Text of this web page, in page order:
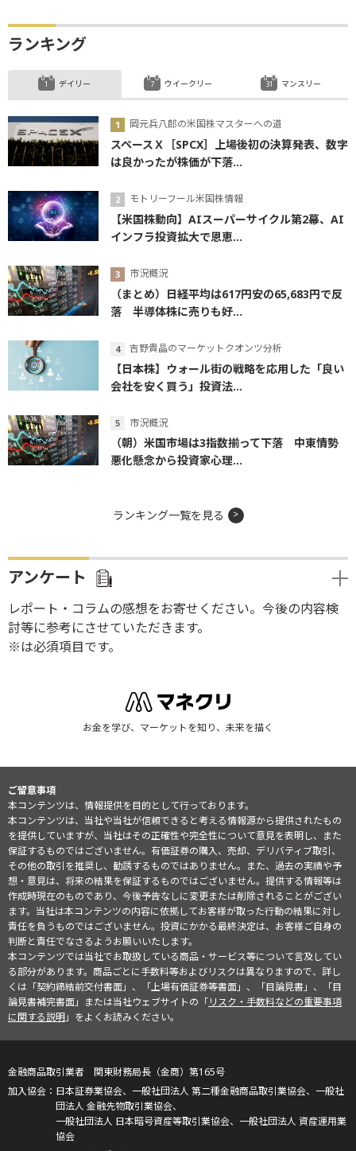
ランキング
デイリー
岡元兵八郎の米国株マスターへの道
スペースＸ［SPCX］上場後初の決算発表、数字
は良かったが株価が下落...
モトリーフール米国株情報
【米国株動向】AIスーパーサイクル第2幕、AI
インフラ投資拡大で恩恵...
市況概況
（まとめ）日経平均は617円安の65,683円で反
落 半導体株に売りも好...
吉野貴晶のマーケットクオンツ分析
【日本株】ウォール街の戦略を応用した「良い
会社を安く買う」投資法...
市況概況
（朝）米国市場は3指数揃って下落 中東情勢
悪化懸念から投資家心理...
ウイークリー マンスリー
ランキング一覧を見る
アンケート
レポート・コラムの感想をお寄せください。今後の内容検
討等に参考にさせていただきます。
※は必須項目です。
お金を学び、マーケットを知り、未来を描く
ご留意事項
本コンテンツは、情報提供を目的として行っております。
本コンテンツは、当社や当社が信頼できると考える情報源から提供されたもの
を提供していますが、当社はその正確性や完全性について意見を表明し、また
保証するものではございません。有価証券の購入、売却、デリバティブ取引、
その他の取引を推奨し、勧誘するものではありません。また、過去の実績や予
想・意見は、将来の結果を保証するものではございません。提供する情報等は
作成時現在のものであり、今後予告なしに変更または削除されることがござい
ます。当社は本コンテンツの内容に依拠してお客様が取った行動の結果に対し
責任を負うものではございません。投資にかかる最終決定は、お客様ご自身の
判断と責任でなさるようお願いいたします。
本コンテンツでは当社でお取扱している商品・サービス等について言及してい
る部分があります。商品ごとに手数料等およびリスクは異なりますので、詳し
くは「契約締結前交付書面」、「上場有価証券等書面」、「目論見書」、「目
論見書補完書面」または当社ウェブサイトの「リスク・手数料などの重要事項
に関する説明」をよくお読みください。
金融商品取引業者 関東財務局長（金商）第165号
日本証券業協会、一般社団法人 第二種金融商品取引業協会、一般社
団法人 金融先物取引業協会、
一般社団法人 日本暗号資産等取引業協会、一般社団法人 資産運用業
協会